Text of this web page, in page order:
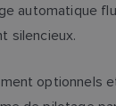
automatique
silencieux.
optionnels